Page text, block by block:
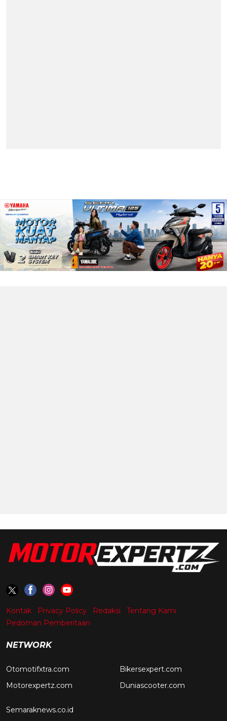
Kontak Privacy Policy Redaksi
Tentang Kami
Pedoman Pemberitaan
NETWORK
Otomotifxtra.com
Motorexpertz.com
Bikersexpert.com
Duniascooter.com
Semaraknews.co.id